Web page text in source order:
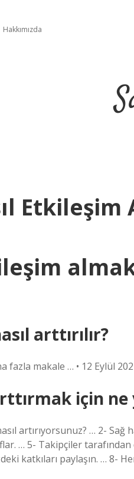
Hakkımızda
Etkileşim
arttırılır?
fazla makale … • 12 Eylül
için ne
artırıyorsunuz? … 2-
… 5- Takipçiler
katkıları paylaşın. … 8-